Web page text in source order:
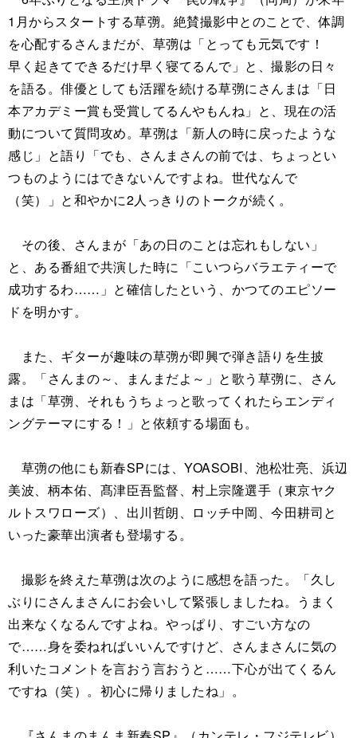
1月からスタートする草彅。絶賛撮影中とのことで、体調
を心配するさんまだが、草彅は「とっても元気です！
早く起きてできるだけ早く寝てるんで」と、撮影の日々
を語る。俳優としても活躍を続ける草彅にさんまは「日
本アカデミー賞も受賞してるんやもんね」と、現在の活
動について質問攻め。草彅は「新人の時に戻ったような
感じ」と語り「でも、さんまさんの前では、ちょっとい
つものようにはできないんですよね。世代なんで
（笑）」と和やかに2人っきりのトークが続く。
その後、さんまが「あの日のことは忘れもしない」
と、ある番組で共演した時に「こいつらバラエティーで
成功するわ……」と確信したという、かつてのエピソー
ドを明かす。
また、ギターが趣味の草彅が即興で弾き語りを生披
露。「さんまの～、まんまだよ～」と歌う草彅に、さん
まは「草彅、それもうちょっと歌ってくれたらエンディ
ングテーマにする！」と依頼する場面も。
草彅の他にも新春SPには、YOASOBI、池松壮亮、浜辺
美波、柄本佑、髙津臣吾監督、村上宗隆選手（東京ヤク
ルトスワローズ）、出川哲朗、ロッチ中岡、今田耕司と
いった豪華出演者も登場する。
撮影を終えた草彅は次のように感想を語った。「久し
ぶりにさんまさんにお会いして緊張しましたね。うまく
出来なくなるんですよね。やっぱり、すごい方なの
で……身を委ねればいいんですけど、さんまさんに気の
利いたコメントを言おう言おうと……下心が出てくるん
ですね（笑）。初心に帰りましたね」。